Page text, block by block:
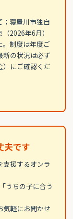
寝屋川市独自
2026年6月）
。制度は年度ご
新の状況は必ず
）にご確認くだ
夫です
援するオンラ
うちの子に合う
気軽にお聞かせ